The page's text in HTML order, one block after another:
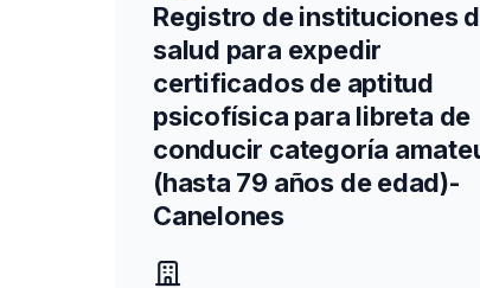
Registro de instituciones
salud para expedir
certificados de aptitud
psicofísica para libreta de
conducir categoría
(hasta 79 años de edad)-
Canelones